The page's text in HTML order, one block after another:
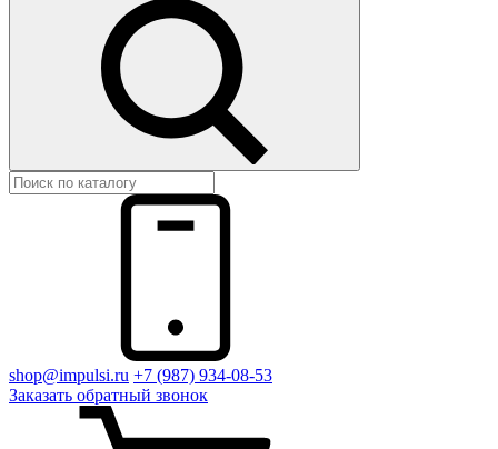
shop@impulsi.ru +7 (987) 934-08-53
Заказать обратный звонок